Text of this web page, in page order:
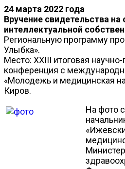
24 марта 2022 года
Вручение свидетельства на
интеллектуальной
Региональную программу
Улыбка».
Место: XXIII итоговая
конференция с
«Молодежь и медицинская
Киров.
На фото